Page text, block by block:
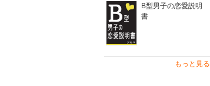
B型男子の恋愛説明
書
もっと見る